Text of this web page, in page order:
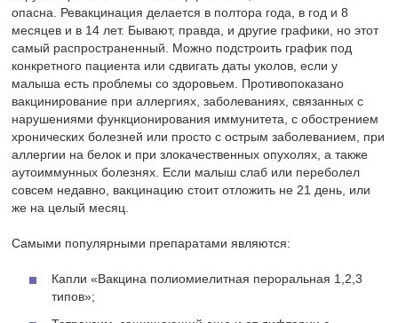
опасна. Ревакцинация делается в полтора года, в год и 8
месяцев и в 14 лет. Бывают, правда, и другие графики, но этот
самый распространенный. Можно подстроить график под
конкретного пациента или сдвигать даты уколов, если у
малыша есть проблемы со здоровьем. Противопоказано
вакцинирование при аллергиях, заболеваниях, связанных с
нарушениями функционирования иммунитета, с обострением
хронических болезней или просто с острым заболеванием, при
аллергии на белок и при злокачественных опухолях, а также
аутоиммунных болезнях. Если малыш слаб или переболел
совсем недавно, вакцинацию стоит отложить не 21 день, или
же на целый месяц.
Самыми популярными препаратами являются:
Капли «Вакцина полиомиелитная пероральная 1,2,3
типов»;